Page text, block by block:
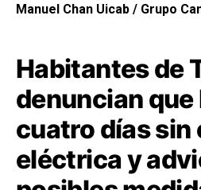
Manuel Chan Uicab / Grupo
Habitantes de
denuncian que
cuatro días sin
eléctrica y